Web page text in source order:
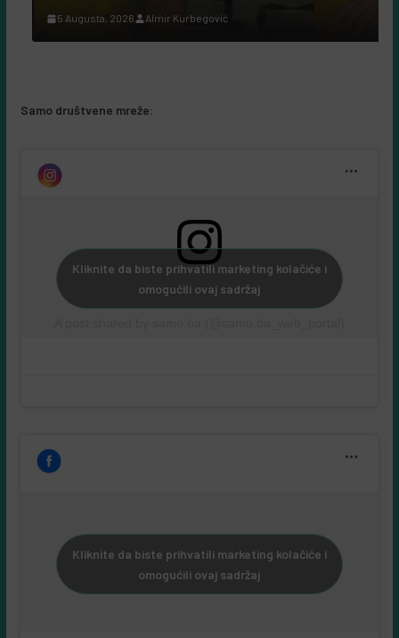
5 Augusta, 2026 Almir Kurbegović
Samo društvene mreže:
Kliknite da biste prihvatili marketing kolačiće i
omogućili ovaj sadržaj
Kliknite da biste prihvatili marketing kolačiće i
omogućili ovaj sadržaj